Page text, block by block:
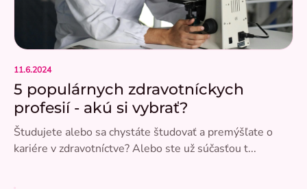
k
o
v
5 populárnych zdravotníckych
profesií - akú si vybrať?
11.6.2024
Študujete alebo sa chystáte študovať a premýšľate o
kariére v zdravotníctve? Alebo ste už súčasťou t...